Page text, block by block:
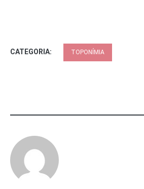
CATEGORIA: TOPONÍMIA